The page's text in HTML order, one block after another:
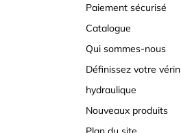
Paiement sécurisé
Catalogue
Qui sommes-nous
Définissez votre vérin
hydraulique
Nouveaux produits